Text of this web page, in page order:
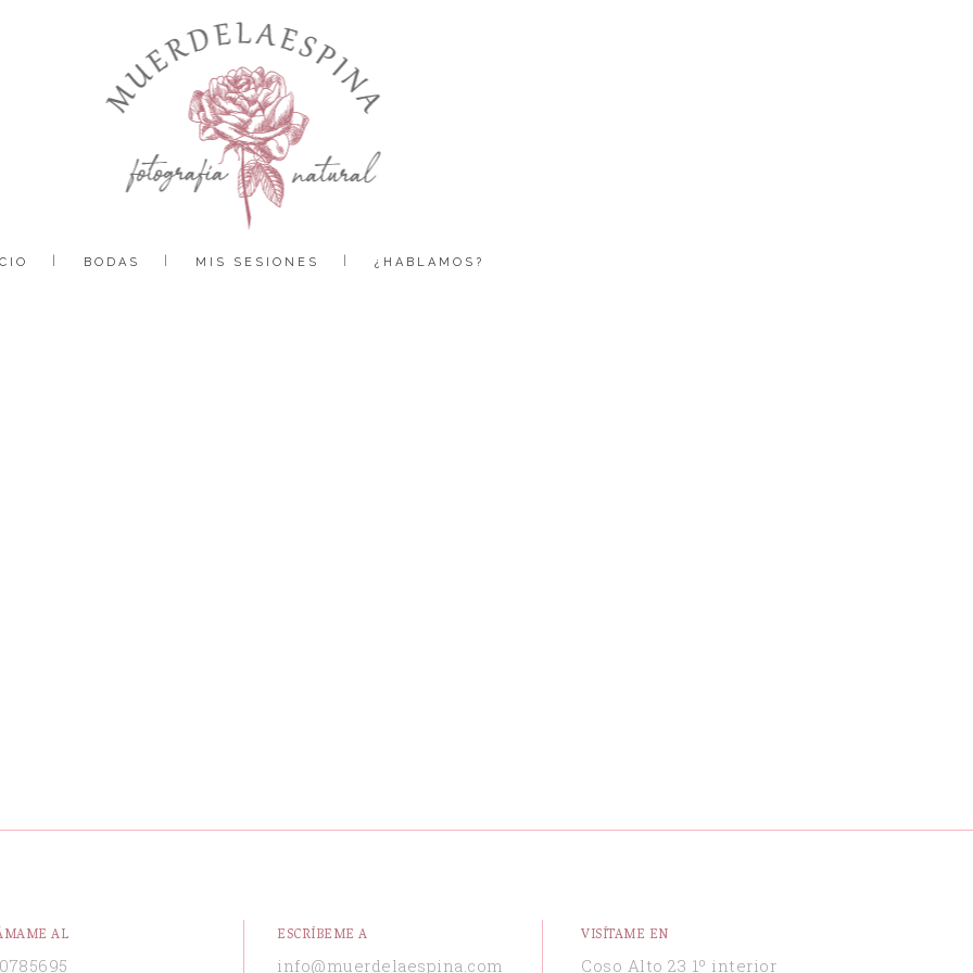
BODAS MIS SESIONES ¿HABLAMOS?
AL ESCRÍBEME A
info@muerdelaespina.com
VISÍTAME EN
Coso Alto 23 1º interior